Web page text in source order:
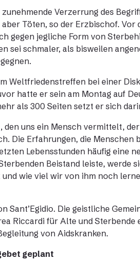
Verzerrung des
aber Töten, so der Erzbischof.
gegen jegliche Form von
sei schmaler, als bisweilen
Weltfriedenstreffen bei einer
hatte er sein am Montag auf
als 300 Seiten setzt er sich
den uns ein Mensch vermittelt,
Die Erfahrungen, die Menschen
Lebensstunden häufig eine
Beistand leiste, werde
wie viel wir von ihm noch
Sant’Egidio. Die geistliche
Riccardi für Alte und Sterbende
von Aidskranken.
geplant